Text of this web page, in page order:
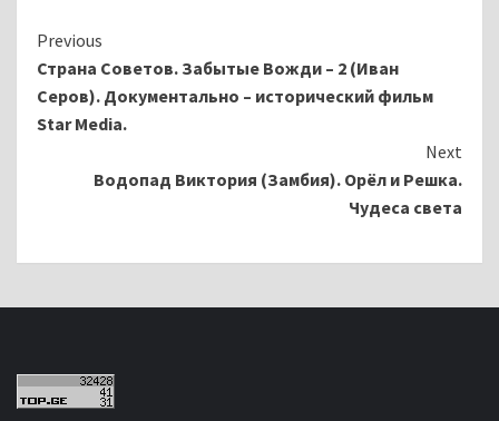
Continue
Reading
Previous
Страна Советов. Забытые Вожди – 2 (Иван
Серов). Документально – исторический фильм
Star Media.
Next
Водопад Виктория (Замбия). Орёл и Решка.
Чудеса света